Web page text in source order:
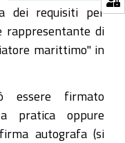
dei requisiti per
rappresentante di
marittimo" in
essere firmato
pratica oppure
autografa (si